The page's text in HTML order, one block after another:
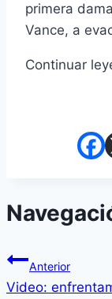
primera
Vance, a
Continuar
Anterior
Video: